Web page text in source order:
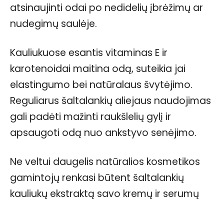
atsinaujinti odai po nedidelių įbrėžimų ar
nudegimų saulėje.
Kauliukuose esantis vitaminas E ir
karotenoidai maitina odą, suteikia jai
elastingumo bei natūralaus švytėjimo.
Reguliarus šaltalankių aliejaus naudojimas
gali padėti mažinti raukšlelių gylį ir
apsaugoti odą nuo ankstyvo senėjimo.
Ne veltui daugelis natūralios kosmetikos
gamintojų renkasi būtent šaltalankių
kauliukų ekstraktą savo kremų ir serumų